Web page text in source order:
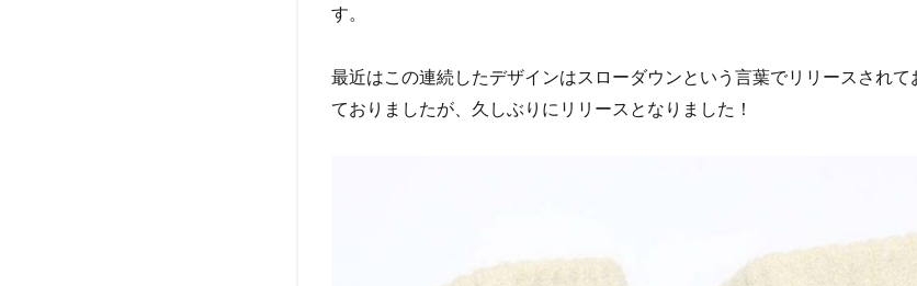
す。
最近はこの連続したデザインはスローダウンという言葉でリリースされて
ておりましたが、久しぶりにリリースとなりました！